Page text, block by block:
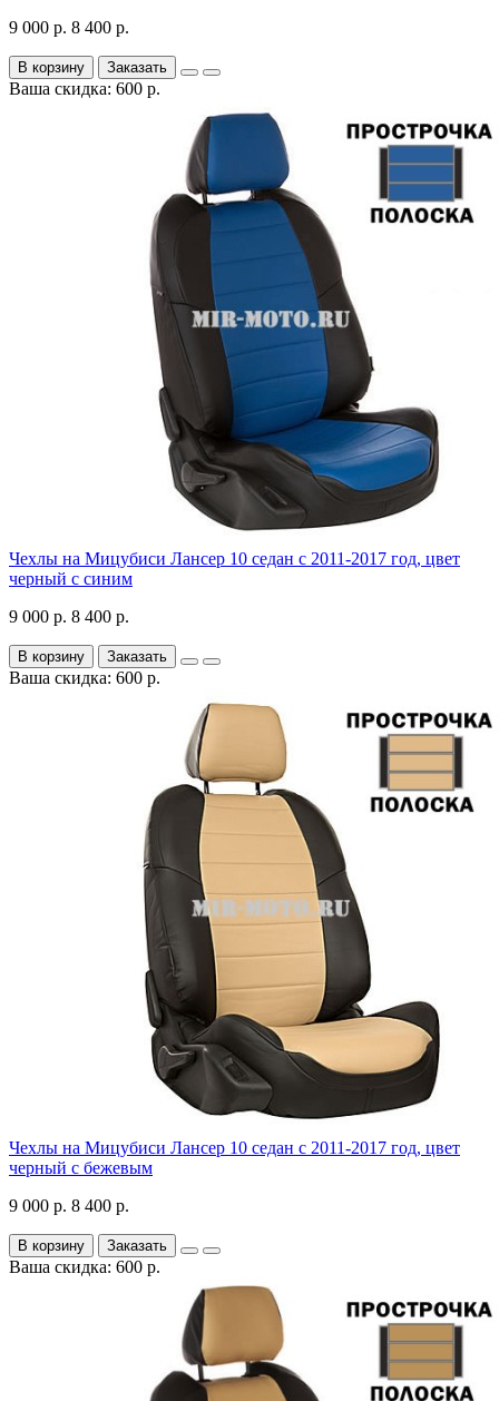
9 000 р. 8 400 р.
В корзину Заказать
Ваша скидка: 600 р.
Чехлы на Мицубиси Лансер 10 седан с 2011-2017 год, цвет
черный с синим
9 000 р. 8 400 р.
В корзину Заказать
Ваша скидка: 600 р.
Чехлы на Мицубиси Лансер 10 седан с 2011-2017 год, цвет
черный с бежевым
9 000 р. 8 400 р.
В корзину Заказать
Ваша скидка: 600 р.